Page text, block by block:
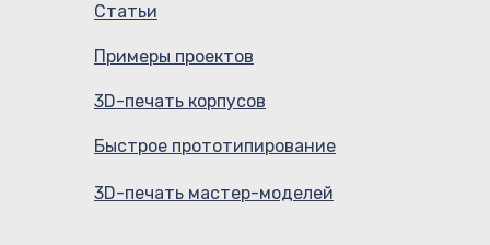
Статьи
Примеры проектов
3D-печать корпусов
3D-печать мастер-моделей
Быстрое прототипирование